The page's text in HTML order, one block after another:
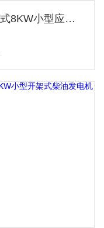
ECP9500E推车式8KW小型应急柴油发电机